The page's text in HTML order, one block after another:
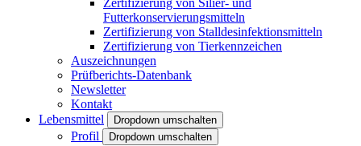
Futterkonservierungsmitteln
Zertifizierung von Stalldesinfektionsmitteln
Zertifizierung von Tierkennzeichen
Auszeichnungen
Prüfberichts-Datenbank
Newsletter
Kontakt
Lebensmittel
Dropdown umschalten
Profil Dropdown umschalten